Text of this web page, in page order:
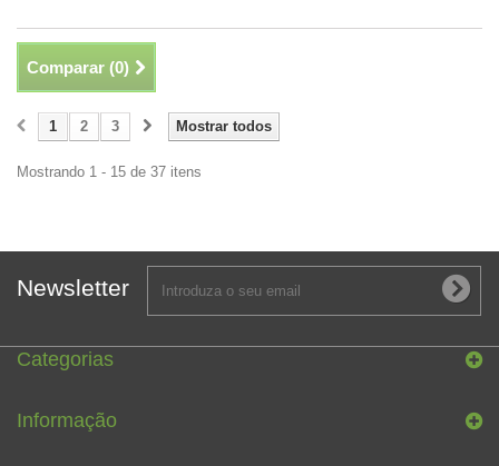
Comparar (0)
Mostrar todos
1 2 3
Mostrando 1 - 15 de 37 itens
Newsletter
Categorias
Informação